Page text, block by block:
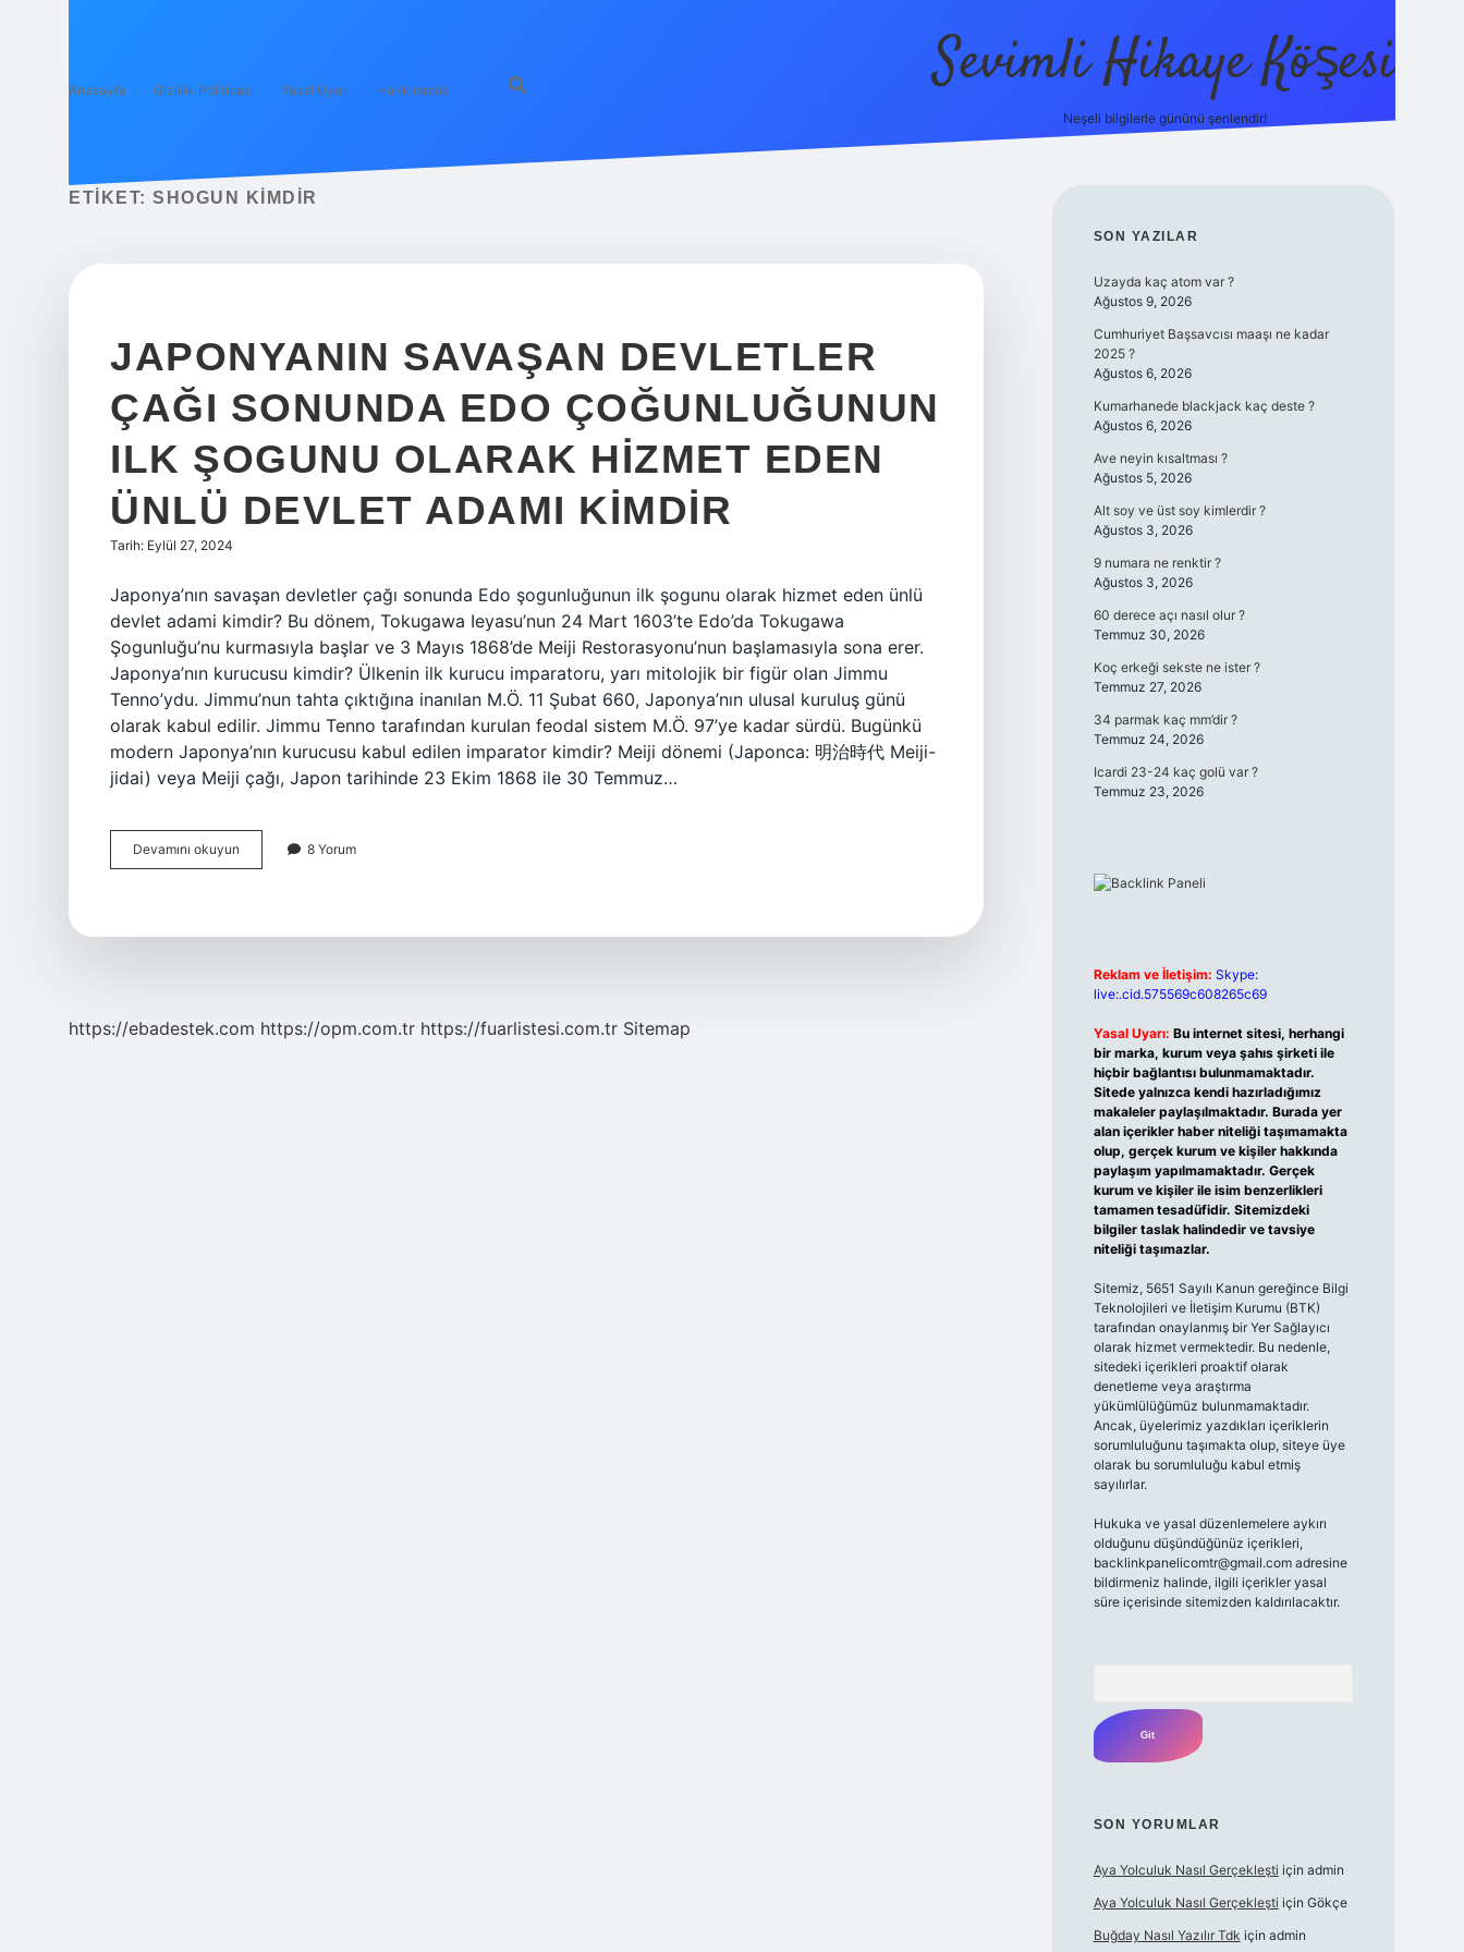
Anasayfa Gizlilik Politikası Yasal Uyarı Hakkımızda Sevimli Hikaye Köşesi
Neşeli bilgilerle gününü şenlendir!
ETIKET: SHOGUN KIMDIR
JAPONYANIN SAVAŞAN DEVLETLER
ÇAĞI SONUNDA EDO ÇOĞUNLUĞUNUN
ILK ŞOGUNU OLARAK HIZMET EDEN
ÜNLÜ DEVLET ADAMI KIMDIR
Tarih: Eylül 27, 2024
Japonya’nın savaşan devletler çağı sonunda Edo şogunluğunun ilk şogunu olarak hizmet eden ünlü
devlet adami kimdir? Bu dönem, Tokugawa Ieyasu’nun 24 Mart 1603’te Edo’da Tokugawa
Şogunluğu’nu kurmasıyla başlar ve 3 Mayıs 1868’de Meiji Restorasyonu’nun başlamasıyla sona erer.
Japonya’nın kurucusu kimdir? Ülkenin ilk kurucu imparatoru, yarı mitolojik bir figür olan Jimmu
Tenno’ydu. Jimmu’nun tahta çıktığına inanılan M.Ö. 11 Şubat 660, Japonya’nın ulusal kuruluş günü
olarak kabul edilir. Jimmu Tenno tarafından kurulan feodal sistem M.Ö. 97’ye kadar sürdü. Bugünkü
modern Japonya’nın kurucusu kabul edilen imparator kimdir? Meiji dönemi (Japonca: 明治時代 Meiji-
jidai) veya Meiji çağı, Japon tarihinde 23 Ekim 1868 ile 30 Temmuz…
Devamını okuyun Japonyanın
Savaşan
Olarak
8 Yorum
https://ebadestek.com https://opm.com.tr https://fuarlistesi.com.tr Sitemap
SIDEBAR
SON YAZILAR
Uzayda kaç atom var ?
Ağustos 9, 2026
Cumhuriyet Başsavcısı maaşı ne kadar
2025 ?
Ağustos 6, 2026
Kumarhanede blackjack kaç deste ?
Ağustos 6, 2026
Ave neyin kısaltması ?
Ağustos 5, 2026
Alt soy ve üst soy kimlerdir ?
Ağustos 3, 2026
9 numara ne renktir ?
Ağustos 3, 2026
60 derece açı nasıl olur ?
Temmuz 30, 2026
Koç erkeği sekste ne ister ?
Temmuz 27, 2026
34 parmak kaç mm’dir ?
Temmuz 24, 2026
Icardi 23-24 kaç golü var ?
Temmuz 23, 2026
Reklam ve İletişim: Skype:
live:.cid.575569c608265c69
Yasal Uyarı: Bu internet sitesi, herhangi
bir marka, kurum veya şahıs şirketi ile
hiçbir bağlantısı bulunmamaktadır.
Sitede yalnızca kendi hazırladığımız
makaleler paylaşılmaktadır. Burada yer
alan içerikler haber niteliği taşımamakta
olup, gerçek kurum ve kişiler hakkında
paylaşım yapılmamaktadır. Gerçek
kurum ve kişiler ile isim benzerlikleri
tamamen tesadüfidir. Sitemizdeki
bilgiler taslak halindedir ve tavsiye
niteliği taşımazlar.
Sitemiz, 5651 Sayılı Kanun gereğince Bilgi
Teknolojileri ve İletişim Kurumu (BTK)
tarafından onaylanmış bir Yer Sağlayıcı
olarak hizmet vermektedir. Bu nedenle,
sitedeki içerikleri proaktif olarak
denetleme veya araştırma
yükümlülüğümüz bulunmamaktadır.
Ancak, üyelerimiz yazdıkları içeriklerin
sorumluluğunu taşımakta olup, siteye üye
olarak bu sorumluluğu kabul etmiş
sayılırlar.
Hukuka ve yasal düzenlemelere aykırı
olduğunu düşündüğünüz içerikleri,
backlinkpanelicomtr@gmail.com adresine
bildirmeniz halinde, ilgili içerikler yasal
süre içerisinde sitemizden kaldırılacaktır.
SON YORUMLAR
Aya Yolculuk Nasıl Gerçekleşti için admin
Aya Yolculuk Nasıl Gerçekleşti için Gökçe
Buğday Nasıl Yazılır Tdk için admin